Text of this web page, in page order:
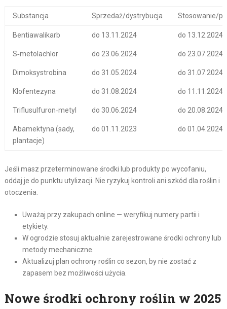
Substancja Sprzedaż/dystrybucja Stosowanie/
Bentiawalikarb do 13.11.2024 do 13.12.2024
S‑metolachlor do 23.06.2024 do 23.07.2024
Dimoksystrobina do 31.05.2024 do 31.07.2024
Klofentezyna do 31.08.2024 do 11.11.2024
Triflusulfuron‑metyl do 30.06.2024 do 20.08.2024
Abamektyna (sady,
plantacje)
do 01.11.2023 do 01.04.2024
Jeśli masz przeterminowane środki lub produkty po wycofaniu,
oddaj je do punktu utylizacji. Nie ryzykuj kontroli ani szkód dla roślin i
otoczenia.
Uważaj przy zakupach online — weryfikuj numery partii i
etykiety.
W ogrodzie stosuj aktualnie zarejestrowane środki ochrony lub
metody mechaniczne.
Aktualizuj plan ochrony roślin co sezon, by nie zostać z
zapasem bez możliwości użycia.
Nowe środki ochrony roślin w 2025